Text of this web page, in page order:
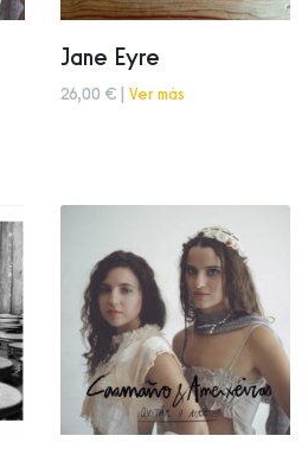
Jane Eyre
26,00 € | Ver más